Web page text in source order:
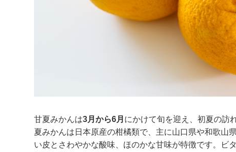
甘夏みかんは3月から6月 にかけて旬を迎え、初夏の訪
夏みかんは日本原産の柑橘類で、主に山口県や和歌山
い皮とさわやかな酸味、ほのかな甘味が特徴です。ビ